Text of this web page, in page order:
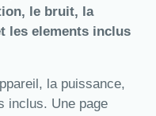
le bruit, la
les elements inclus
la puissance,
inclus. Une page